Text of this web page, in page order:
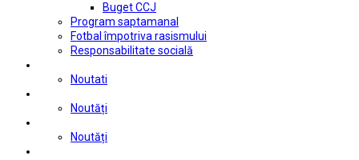
Buget CCJ
Program saptamanal
Fotbal împotriva rasismului
Responsabilitate socială
Noutati
Noutăți
Noutăți